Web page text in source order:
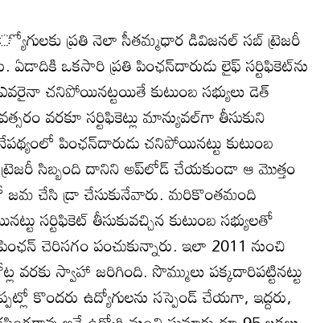
ప్రతి నెలా సీతమ్మధార డివిజనల్‌ సబ్‌ ట్రెజరీ
ఏడాదికి ఒకసారి ప్రతి పింఛన్‌దారుడు లైఫ్‌ సర్టిఫికెట్‌ను
చనిపోయినట్టయితే కుటుంబ సభ్యులు డెత్‌
వరకూ సర్టిఫికెట్లు మాన్యువల్‌గా తీసుకుని
పింఛన్‌దారుడు చనిపోయినట్టు కుటుంబ
ట్రెజరీ సిబ్బంది దానిని అప్‌లోడ్‌ చేయకుండా ఆ మొత్తం
చేసి డ్రా చేసుకునేవారు. మరికొంతమంది
సర్టిఫికెట్‌ తీసుకువచ్చిన కుటుంబ సభ్యులతో
చెరిసగం పంచుకున్నారు. ఇలా 2011 నుంచి
వరకు స్వాహా జరిగింది. సొమ్ములు పక్కదారిపట్టినట్టు
కొందరు ఉద్యోగులను సస్పెండ్‌ చేయగా, ఇద్దరు,